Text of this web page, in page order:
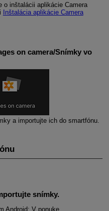
o inštalácii aplikácie Camera
Inštalácia aplikácie Camera
on camera/Snímky vo
a importujte ich do smartfónu.
snímky.
Android: V ponuke